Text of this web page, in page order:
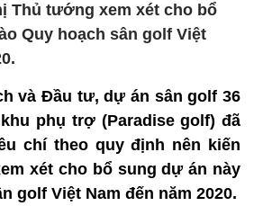
Thủ tướng xem xét cho bổ
Quy hoạch sân golf Việt
và Đầu tư, dự án sân golf 36
phụ trợ (Paradise golf) đã
chí theo quy định nên kiến
xét cho bổ sung dự án này
golf Việt Nam đến năm 2020.